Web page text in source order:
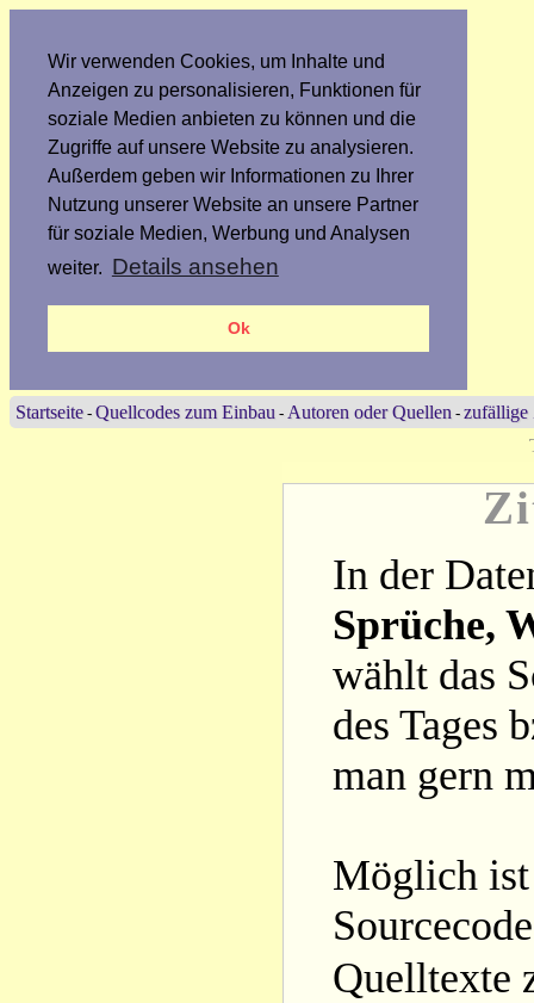
Wir verwenden Cookies, um Inhalte und
Anzeigen zu personalisieren, Funktionen für
soziale Medien anbieten zu können und die
Zugriffe auf unsere Website zu analysieren.
Außerdem geben wir Informationen zu Ihrer
Nutzung unserer Website an unsere Partner
für soziale Medien, Werbung und Analysen
weiter. Details ansehen
Ok
Startseite - Quellcodes zum Einbau - Autoren oder Quellen - zufällige
In der
Sprüche,
wählt das
des Tages
man gern
Möglich ist
Quelltexte